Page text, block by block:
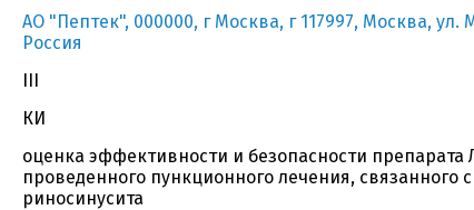
АО "Пептек", 000000, г Москва, г 117997, Москва, ул.
Россия
III
КИ
оценка эффективности и безопасности
проведенного пункционного лечения, связанного
риносинусита